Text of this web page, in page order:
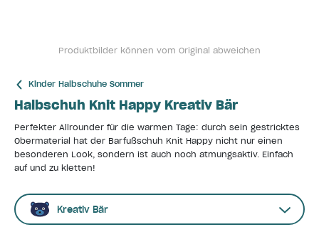
Produktbilder können vom Original abweichen
Kinder Halbschuhe Sommer
Halbschuh Knit Happy Kreativ Bär
Perfekter Allrounder für die warmen Tage: durch sein gestricktes
Obermaterial hat der Barfußschuh Knit Happy nicht nur einen
besonderen Look, sondern ist auch noch atmungsaktiv. Einfach
auf und zu kletten!
Kreativ Bär